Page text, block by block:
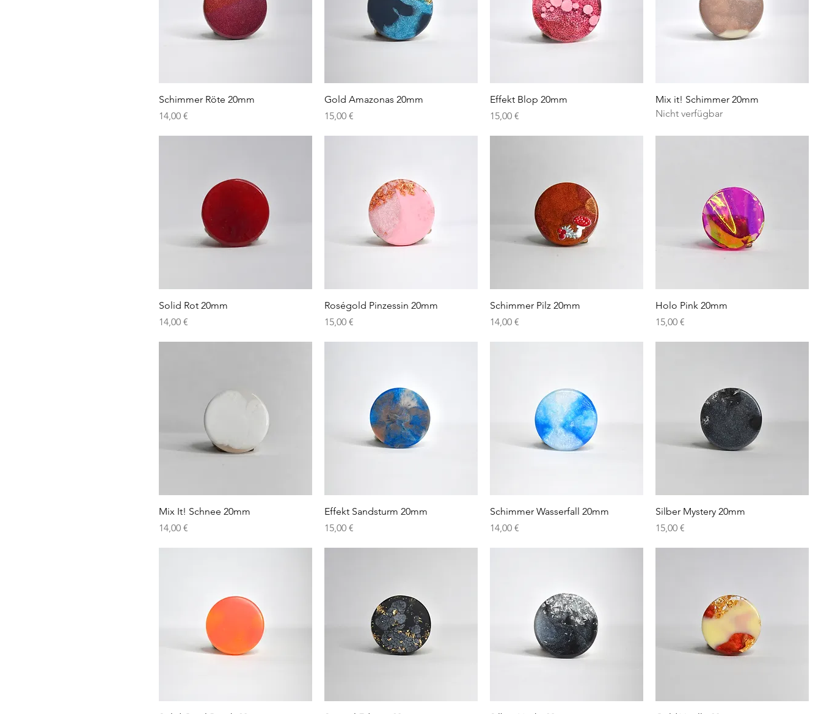
Schimmer Röte 20mm
Preis
14,00 €
Gold Amazonas 20mm
Preis
15,00 €
Effekt Blop 20mm
Preis
15,00 €
Mix it! Schimmer 20mm
Nicht verfügbar
Solid Rot 20mm
Preis
14,00 €
Roségold Pinzessin 20mm
Preis
15,00 €
Schimmer Pilz 20mm
Preis
14,00 €
Holo Pink 20mm
Preis
15,00 €
Mix It! Schnee 20mm
Preis
14,00 €
Effekt Sandsturm 20mm
Preis
15,00 €
Schimmer Wasserfall 20mm
Preis
14,00 €
Silber Mystery 20mm
Preis
15,00 €